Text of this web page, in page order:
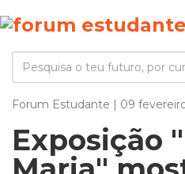
Forum Estudante | 09
Exposição